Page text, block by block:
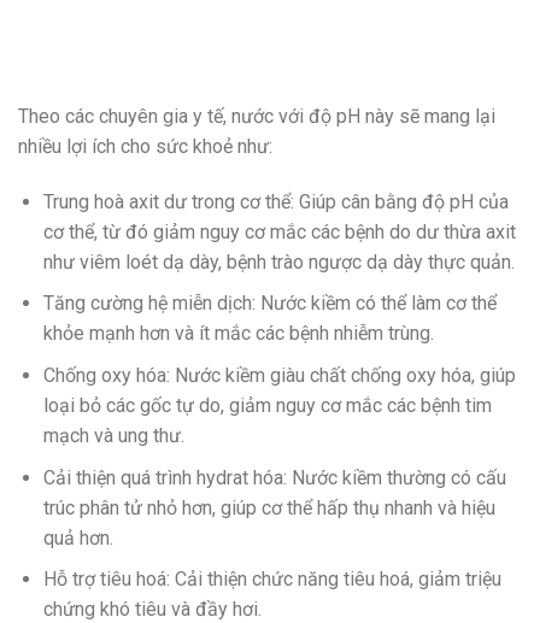
Theo các chuyên gia y tế, nước với độ pH này sẽ mang lại
nhiều lợi ích cho sức khoẻ như:
Trung hoà axit dư trong cơ thể: Giúp cân bằng độ pH của
cơ thể, từ đó giảm nguy cơ mắc các bệnh do dư thừa axit
như viêm loét dạ dày, bệnh trào ngược dạ dày thực quản.
Tăng cường hệ miễn dịch: Nước kiềm có thể làm cơ thể
khỏe mạnh hơn và ít mắc các bệnh nhiễm trùng.
Chống oxy hóa: Nước kiềm giàu chất chống oxy hóa, giúp
loại bỏ các gốc tự do, giảm nguy cơ mắc các bệnh tim
mạch và ung thư.
Cải thiện quá trình hydrat hóa: Nước kiềm thường có cấu
trúc phân tử nhỏ hơn, giúp cơ thể hấp thụ nhanh và hiệu
quả hơn.
Hỗ trợ tiêu hoá: Cải thiện chức năng tiêu hoá, giảm triệu
chứng khó tiêu và đầy hơi.